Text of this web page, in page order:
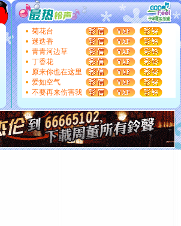
送你一棵薰衣草，愿你新年快乐！
[圣诞节]圣诞节到了，想想没什么送给你的，又不打算给
你太多，只有给你五千万：千万快乐！千万要健康！千万
要平安！千万要知足！千万不要忘记我！
[圣诞节]不只这样的日子才会想起你,而是这样的日子才
能正大光明地骚扰你,告诉你,圣诞要快乐!新年要快乐!天天
都要快乐噢!
[圣诞节]奉上一颗祝福的心,在这个特别的日子里,愿幸福,
如意,快乐,鲜花,一切美好的祝愿与你同在.圣诞快乐!
[元旦]看到你我会触电；看不到你我要充电；没有你我会
断电。爱你是我职业，想你是我事业，抱你是我特长，吻
你是我专业！水晶之恋祝你新年快乐
[元旦]如果上天让我许三个愿望，一是今生今世和你在一
菊花台
迷迭香
青青河边草
丁香花
原来你也在这里
爱如空气
不要再来伤害我